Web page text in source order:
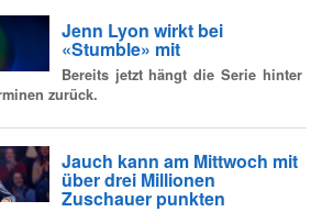
Jenn Lyon wirkt bei
«Stumble» mit
Bereits jetzt hängt die Serie hinter
zurück.
Jauch kann am Mittwoch mit
über drei Millionen
Zuschauer punkten